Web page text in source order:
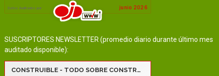
SUSCRIPTORES NEWSLETTER (promedio diario durante último mes
auditado disponible):